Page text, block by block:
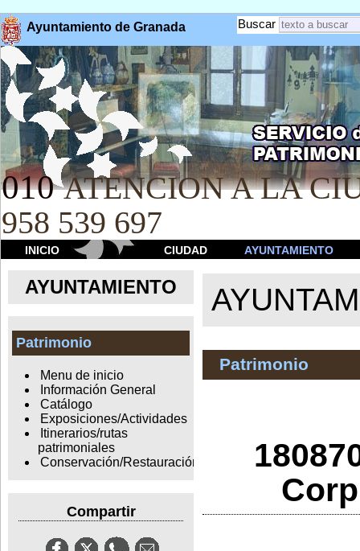
Ayuntamiento de Granada Buscar
010 ATENCION A LA
958 539 697
INICIO CIUDAD AYUNTAMIENTO
AYUNTAMIENTO
Patrimonio
Menu de inicio
Información General
Catálogo
Exposiciones/Actividades
Itinerarios/rutas
patrimoniales
Conservación/Restauración
Compartir
Patrimonio